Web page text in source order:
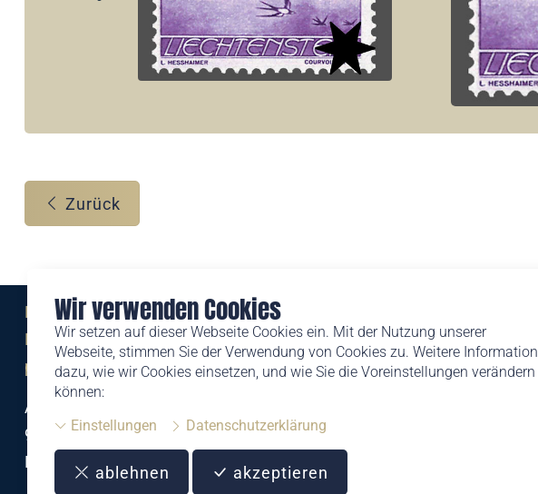
Wir verwenden Cookies
Wir setzen auf dieser Webseite Cookies ein. Mit der Nutzung unserer
Webseite, stimmen Sie der Verwendung von Cookies zu. Weitere Information
dazu, wie wir Cookies einsetzen, und wie Sie die Voreinstellungen verändern
können:
Einstellungen
Datenschutzerklärung
ablehnen akzeptieren
Zurück
Eine Marke der
Liechtensteinischen Post AG
post.li
Alte Zollstrasse 11
9494 Schaan
Liechtenstein
T +423 399 44 66